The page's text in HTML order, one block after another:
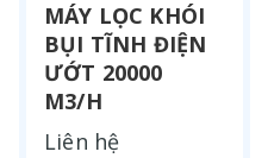
MÁY LỌC KHÓI
BỤI TĨNH ĐIỆN
ƯỚT 20000
M3/H
Liên hệ